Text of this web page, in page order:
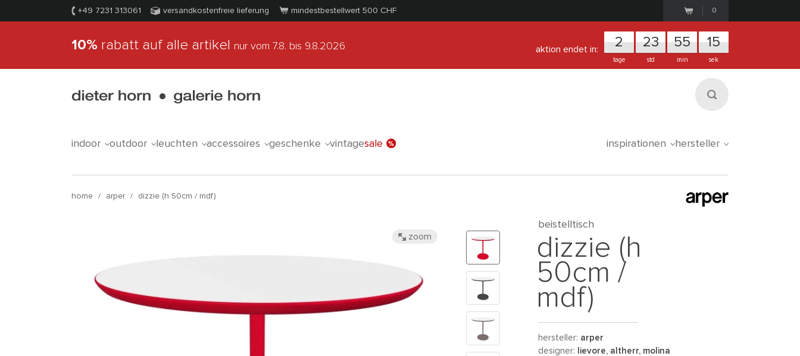
+49 7231 313061 versandkostenfreie lieferung mindestbestellwert 500 CHF 0
10% rabatt auf alle artikel nur vom 7.8. bis 9.8.2026 aktion endet in: 2
tage
23
std
55
min
15
sek
indoor outdoor leuchten accessoires geschenke vintagesale inspirationen hersteller
home / arper / dizzie (h 50cm / mdf)
zoom
beistelltisch
dizzie (h
50cm /
mdf)
hersteller: arper
designer:
lievore, altherr, molina